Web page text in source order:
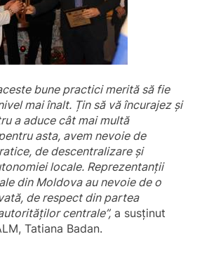
bune practici merită să fie
mai înalt. Țin să vă încurajez și
a aduce cât mai multă
asta, avem nevoie de
de descentralizare și
locale. Reprezentanții
din Moldova au nevoie de o
de respect din partea
centrale”, a susținut
Tatiana Badan.